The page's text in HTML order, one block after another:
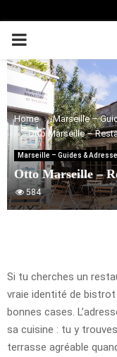
PRIMARY
MENU
Home
Marseille –
Otto Marseille –
Marseille – Guides &
Otto Marseille –
584
Si tu cherches un
vraie identité de bistrot
bonnes cases.
sa cuisine : tu y
terrasse agréable